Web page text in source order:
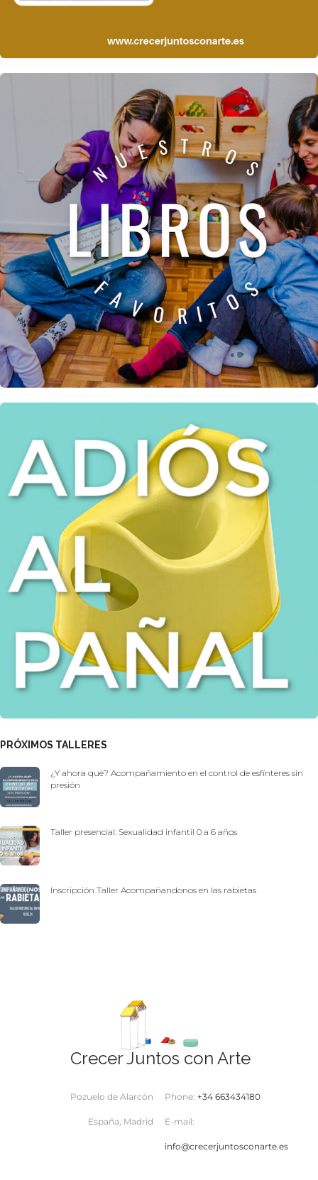
PRÓXIMOS TALLERES
¿Y ahora qué? Acompañamiento en el control de esfínteres sin
presión
Taller presencial: Sexualidad infantil 0 a 6 años
Inscripción Taller Acompañandonos en las rabietas
Crecer Juntos con Arte
Phone: +34 663434180
E-mail:
info@crecerjuntosconarte.es
Pozuelo de Alarcón
España, Madrid